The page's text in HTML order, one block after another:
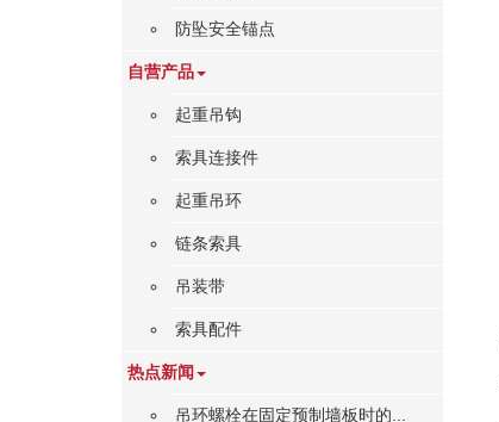
防坠安全锚点
自营产品
起重吊钩
索具连接件
起重吊环
链条索具
吊装带
索具配件
热点新闻
吊环螺栓在固定预制墙板时的...